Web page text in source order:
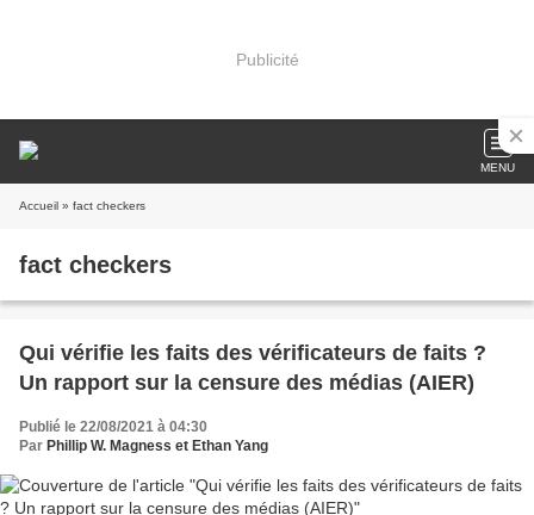
Publicité
MENU
Accueil » fact checkers
fact checkers
Qui vérifie les faits des vérificateurs de faits ?
Un rapport sur la censure des médias (AIER)
Publié le 22/08/2021 à 04:30
Par Phillip W. Magness et Ethan Yang